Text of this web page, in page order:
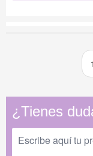
¿Tienes